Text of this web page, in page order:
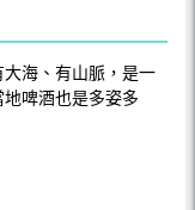
海、有山脈，是一
啤酒也是多姿多